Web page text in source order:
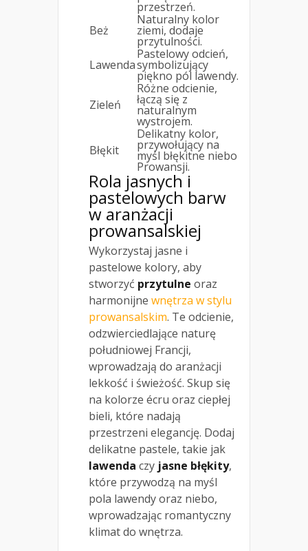
przestrzeń.
Beż
Naturalny kolor
ziemi, dodaje
przytulności.
Lawenda
Pastelowy odcień,
symbolizujący
piękno pól lawendy.
Zieleń
Różne odcienie,
łączą się z
naturalnym
wystrojem.
Błękit
Delikatny kolor,
przywołujący na
myśl błękitne niebo
Prowansji.
Rola jasnych i
pastelowych barw
w aranżacji
prowansalskiej
Wykorzystaj jasne i
pastelowe kolory, aby
stworzyć przytulne oraz
harmonijne wnętrza w stylu
prowansalskim. Te odcienie,
odzwierciedlające naturę
południowej Francji,
wprowadzają do aranżacji
lekkość i świeżość. Skup się
na kolorze écru oraz ciepłej
bieli, które nadają
przestrzeni elegancję. Dodaj
delikatne pastele, takie jak
lawenda czy jasne błękity,
które przywodzą na myśl
pola lawendy oraz niebo,
wprowadzając romantyczny
klimat do wnętrza.